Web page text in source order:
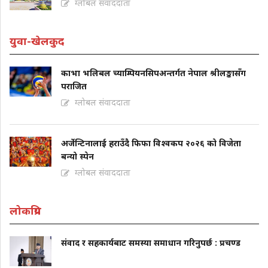
ग्लोबल संवाददाता
युवा-खेलकुद
काभा भलिबल च्याम्पियनसिपअन्तर्गत नेपाल श्रीलङ्कासँग
पराजित
ग्लोबल संवाददाता
अर्जेन्टिनालाई हराउँदै फिफा विश्वकप २०२६ को विजेता
बन्यो स्पेन
ग्लोबल संवाददाता
लोकप्रिय
संवाद र सहकार्यबाट समस्या समाधान गरिनुपर्छ : प्रचण्ड